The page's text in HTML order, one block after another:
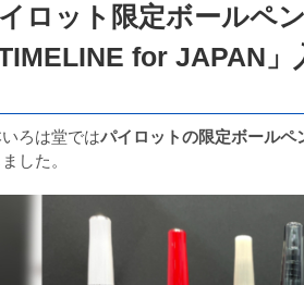
ロット限定ボールペ
TIMELINE for JAPAN
ろは堂ではパイロットの限定ボールペ
した。